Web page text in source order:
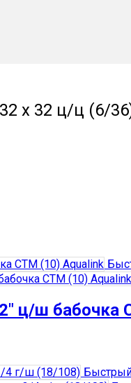
х 32 ц/ц (6/
ц/ш бабочка